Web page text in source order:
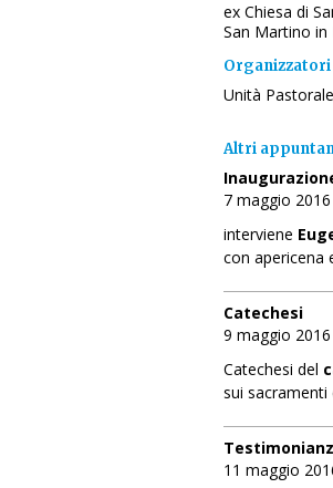
ex Chiesa di
San Martino in
Organizzatori
Unità
Altri
7 maggio
interviene
con apericena
Catechesi
9 maggio
Catechesi del
sui sacramenti
11 maggio